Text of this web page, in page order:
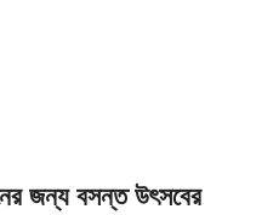
জন্য বসন্ত উৎসবের